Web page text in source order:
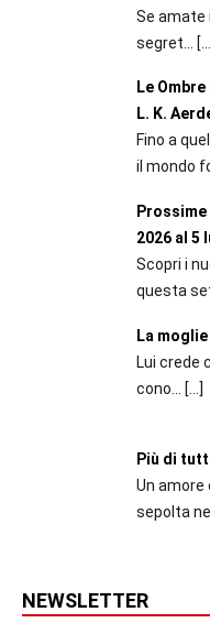
Se amate
segret...
Le
L. K.
Fino a
il mondo
2026 al 5
Scopri i
questa
La
Lui crede
cono...
[…]
Più di
Un amore
sepolta
NEWSLETTER